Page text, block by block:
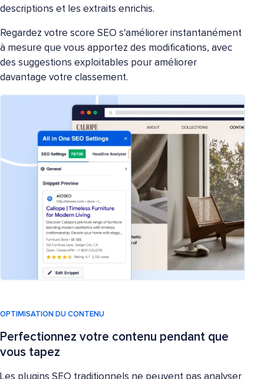
descriptions et les extraits enrichis.
Regardez votre score SEO s'améliorer instantanément
à mesure que vous apportez des modifications, avec
des suggestions exploitables pour améliorer
davantage votre classement.
OPTIMISATION DU CONTENU
Perfectionnez votre contenu pendant que
vous tapez
Les plugins SEO traditionnels ne peuvent pas analyser